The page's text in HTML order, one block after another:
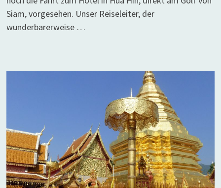
Siam, vorgesehen. Unser Reiseleiter, der
wunderbarerweise …